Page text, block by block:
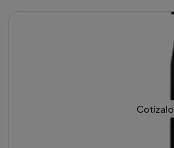
Cotízalo